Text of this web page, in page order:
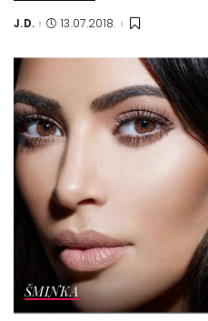
Posted
J.D. 13.07.2018.
ŠMINKA